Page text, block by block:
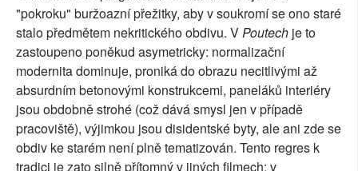
"pokroku" buržoazní přežitky, aby v soukromí se ono staré
stalo předmětem nekritického obdivu. VPoutech je to
zastoupeno poněkud asymetricky: normalizační
modernita dominuje, proniká do obrazu necitlivými až
absurdním betonovými konstrukcemi, paneláků interiéry
jsou obdobně strohé (což dává smysl jen v případě
pracoviště), výjimkou jsou disidentské byty, ale ani zde se
obdiv ke starém není plně tematizován. Tento regres k
tradici je zato silně přítomný v jiných filmech: v